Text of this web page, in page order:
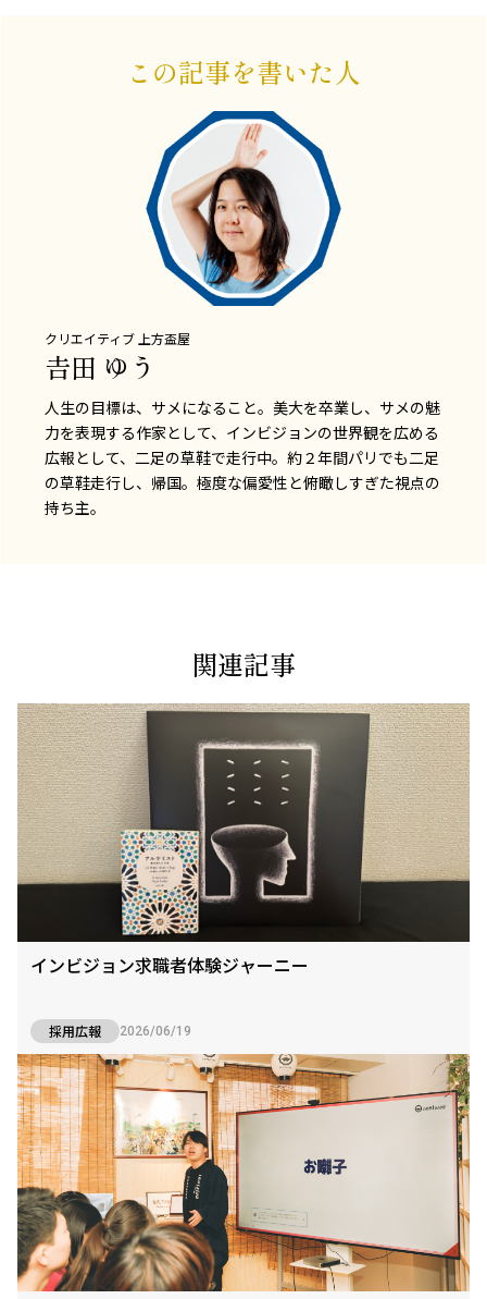
この記事を書いた人
クリエイティブ 上方盃屋
𠮷田 ゆう
人生の目標は、サメになること。美大を卒業し、サメの魅
力を表現する作家として、インビジョンの世界観を広める
広報として、二足の草鞋で走行中。約２年間パリでも二足
の草鞋走行し、帰国。極度な偏愛性と俯瞰しすぎた視点の
持ち主。
関連記事
インビジョン求職者体験ジャーニー
採用広報 2026/06/19